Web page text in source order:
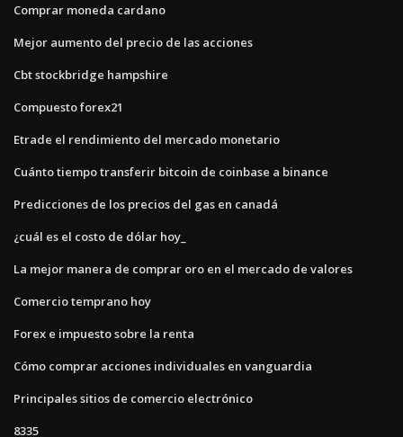
Comprar moneda cardano
Mejor aumento del precio de las acciones
Cbt stockbridge hampshire
Compuesto forex21
Etrade el rendimiento del mercado monetario
Cuánto tiempo transferir bitcoin de coinbase a binance
Predicciones de los precios del gas en canadá
¿cuál es el costo de dólar hoy_
La mejor manera de comprar oro en el mercado de valores
Comercio temprano hoy
Forex e impuesto sobre la renta
Cómo comprar acciones individuales en vanguardia
Principales sitios de comercio electrónico
8335